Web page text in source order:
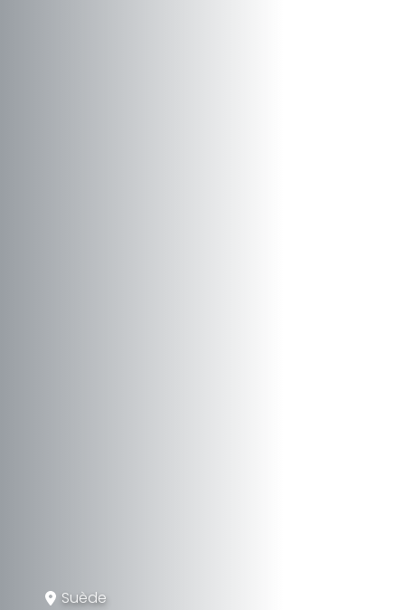
Suède